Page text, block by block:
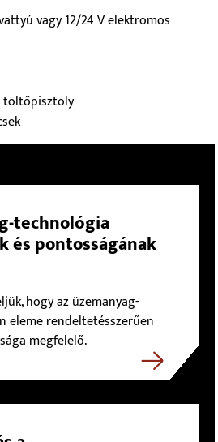
technológia
és pontosságának
hogy az üzemanyag-
eleme rendeltetésszerűen
megfelelő.
vagy 12/24 V elektromos
töltőpisztoly